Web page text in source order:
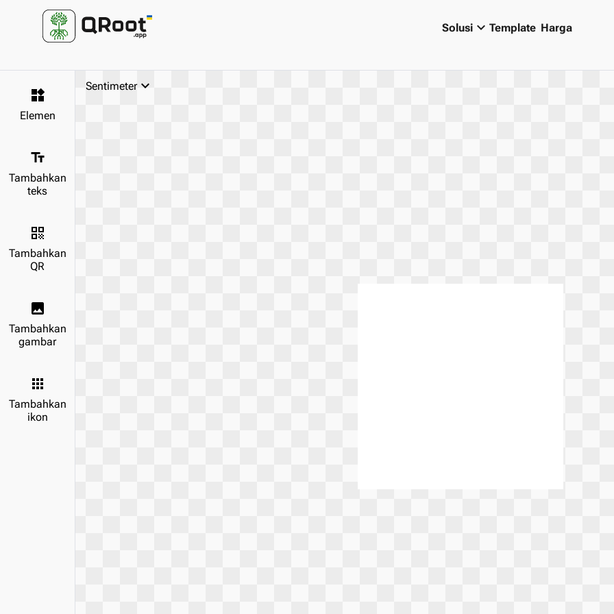
Solusi keyboard_arrow_down Template Harga
widgets
Elemen
text_fields
Tambahkan
teks
qr_code
Tambahkan
QR
image
Tambahkan
gambar
apps
Tambahkan
ikon
Sentimeterkeyboard_arrow_down